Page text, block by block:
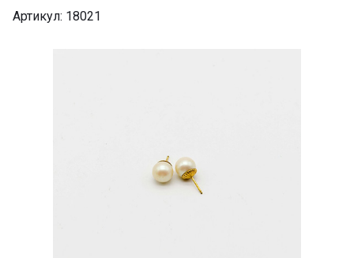
Артикул: 18021